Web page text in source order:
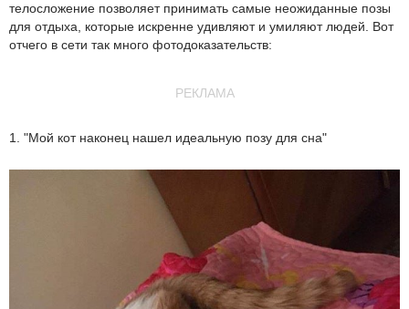
телосложение позволяет принимать самые неожиданные позы
для отдыха, которые искренне удивляют и умиляют людей. Вот
отчего в сети так много фотодоказательств:
РЕКЛАМА
1. "Мой кот наконец нашел идеальную позу для сна"